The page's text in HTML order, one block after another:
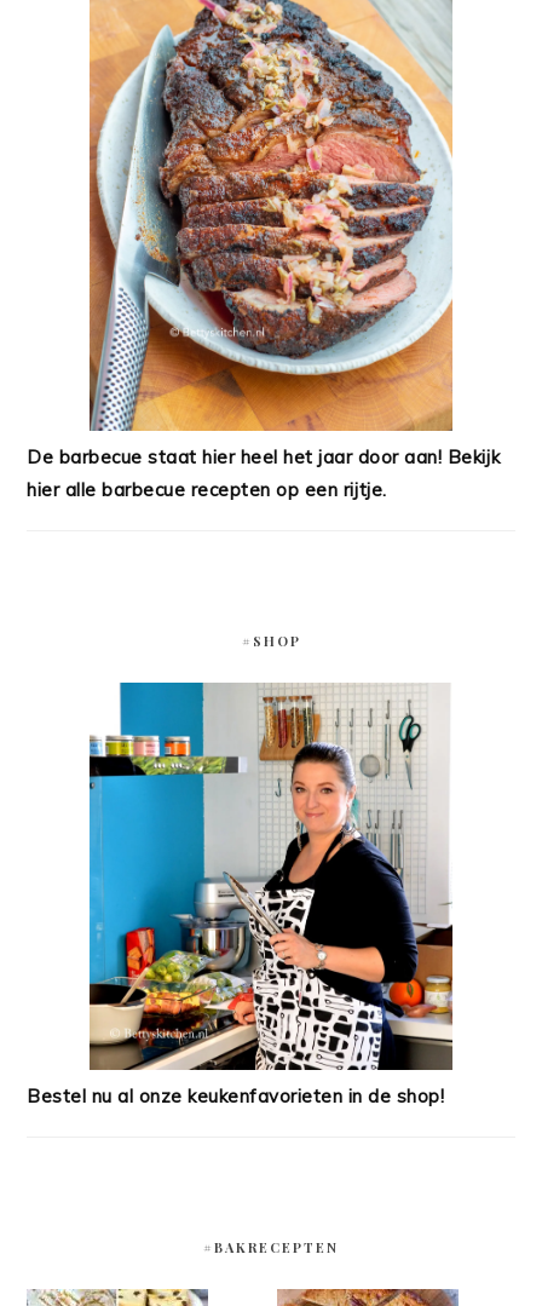
De barbecue staat hier heel het jaar door aan! Bekijk
hier alle barbecue recepten op een rijtje.
#SHOP
Bestel nu al onze keukenfavorieten in de shop!
#BAKRECEPTEN